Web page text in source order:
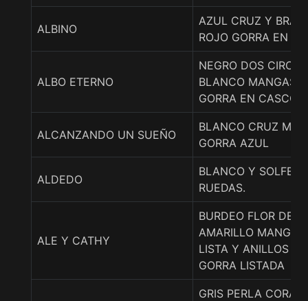
ALBINO
AZUL CRUZ Y
ROJO GORRA EN
ALBO ETERNO
NEGRO DOS
BLANCO MANGAS
GORRA EN CASCOS
ALCANZANDO UN SUEÑO
BLANCO CRUZ
GORRA AZUL
ALDEDO
BLANCO Y
RUEDAS.
ALE Y CATHY
BURDEO FLOR DE
AMARILLO
LISTA Y ANILLOS
GORRA LISTADA
GRIS PERLA